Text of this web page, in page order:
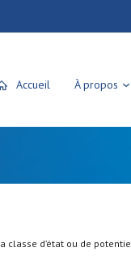
Accueil À propos
classe d’état ou de